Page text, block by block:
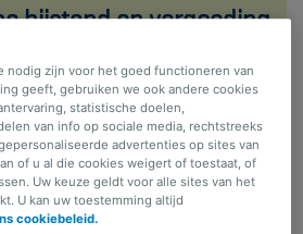
bijstand en vergoeding
uw medische kosten en 5
psycholoog zodat een diefstal,
diefstal(poging) of homejacking
nodig zijn voor het goed functioneren van
geeft, gebruiken we ook andere cookies
statistische doelen,
van info op sociale media, rechtstreeks
advertenties op sites van
of u al die cookies weigert of toestaat, of
Uw keuze geldt voor alle sites van het
U kan uw toestemming altijd
cookiebeleid.